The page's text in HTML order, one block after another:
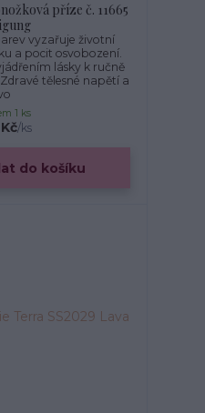
příze č. 11665
vyzařuje životní
a pocit osvobození.
lásky k ručně
tělesné napětí a
/ks
1 ks
do košíku